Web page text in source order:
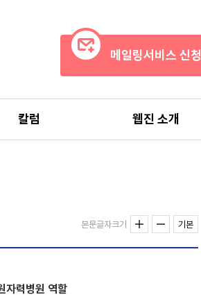
메일링서비스 신청
칼럼 웹진 소개
본문글자크기 기본
자력병원 역할